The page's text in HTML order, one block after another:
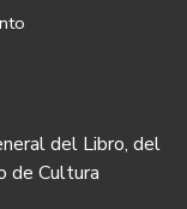
del Libro, del
de Cultura